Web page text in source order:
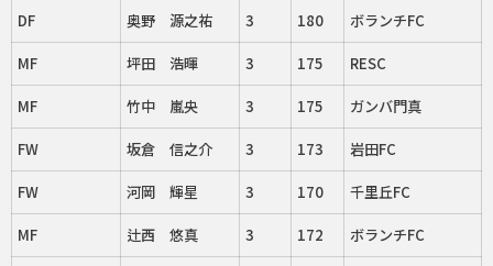
DF 奥野 源之祐 3 180 ボランチFC
MF 坪田 浩暉 3 175 RESC
MF 竹中 嵐央 3 175 ガンバ門真
FW 坂倉 信之介 3 173 岩田FC
FW 河岡 輝星 3 170 千里丘FC
MF 辻西 悠真 3 172 ボランチFC